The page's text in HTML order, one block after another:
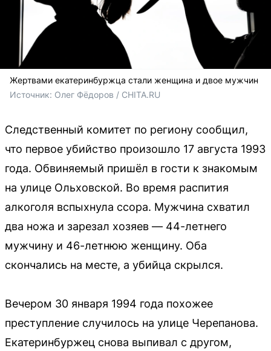
Жертвами екатеринбуржца стали женщина и двое мужчин
Источник: Олег Фёдоров / CHITA.RU
Следственный комитет по региону сообщил,
что первое убийство произошло 17 августа 1993
года. Обвиняемый пришёл в гости к знакомым
на улице Ольховской. Во время распития
алкоголя вспыхнула ссора. Мужчина схватил
два ножа и зарезал хозяев — 44-летнего
мужчину и 46-летнюю женщину. Оба
скончались на месте, а убийца скрылся.
Вечером 30 января 1994 года похожее
преступление случилось на улице Черепанова.
Екатеринбуржец снова выпивал с другом,